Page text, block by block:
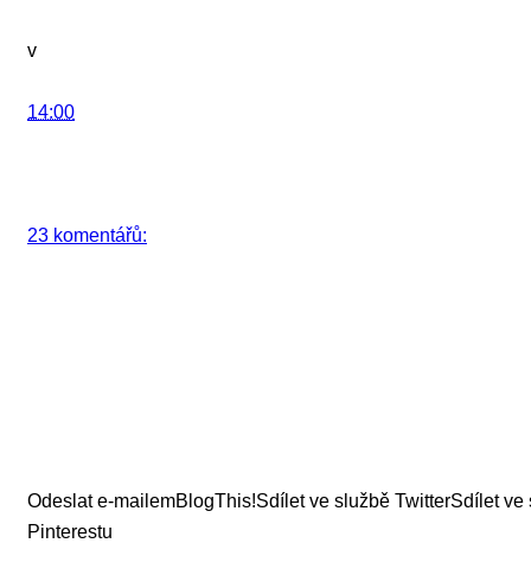
v
14:00
23 komentářů:
Odeslat e-mailemBlogThis!Sdílet ve službě TwitterSdílet ve
Pinterestu